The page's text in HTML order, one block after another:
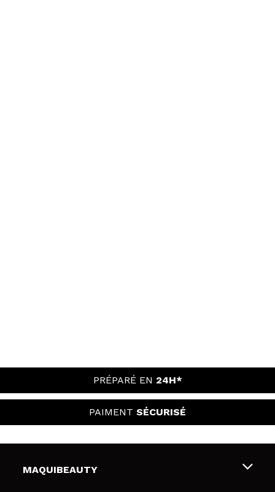
PRÉPARÉ EN 24H*
PAIMENT SÉCURISÉ
MAQUIBEAUTY